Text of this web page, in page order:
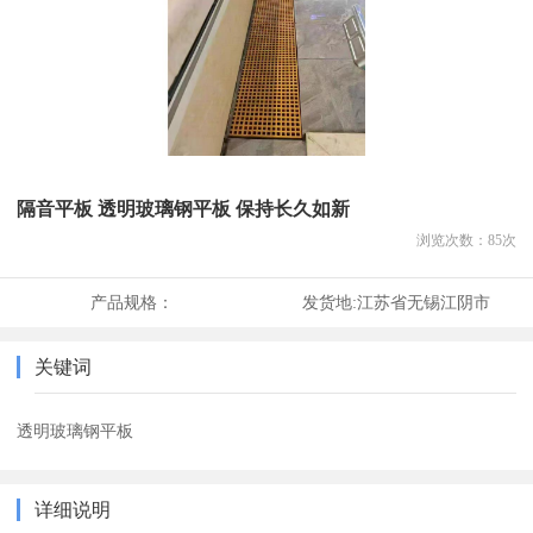
隔音平板 透明玻璃钢平板 保持长久如新
浏览次数： 85次
产品规格： 发货地:江苏省无锡江阴市
关键词
透明玻璃钢平板
详细说明